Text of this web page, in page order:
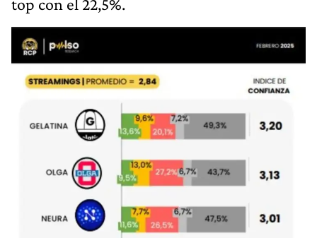
top con el 22,5%.